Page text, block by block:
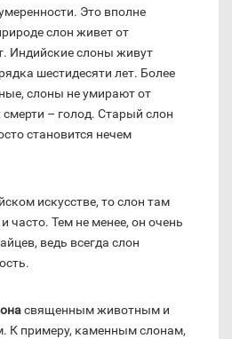
Это вполне
слон живет от
Индийские слоны живут
шестидесяти лет. Более
слоны не умирают от
– голод. Старый слон
становится нечем
искусстве, то слон там
часто. Тем не менее, он очень
ведь всегда слон
священным животным и
К примеру, каменным слонам,